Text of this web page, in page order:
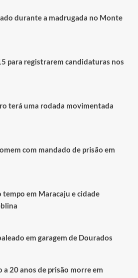
durante a madrugada no Monte
para registrarem candidaturas nos
terá uma rodada movimentada
com mandado de prisão em
em Maracaju e cidade
em garagem de Dourados
a 20 anos de prisão morre em